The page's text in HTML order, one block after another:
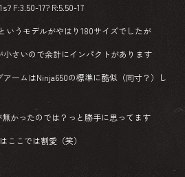
F:3.50-17? R:5.50-17
いうモデルがやはり180サイズでしたが
小さいので余計にインパクトがあります
アームはNinja650の標準に酷似（同寸？）し
かったのでは？っと勝手に思ってます
ここでは割愛（笑）